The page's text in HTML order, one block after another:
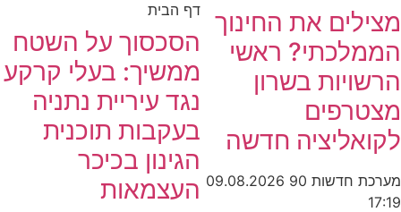
מצילים את החינוך
הממלכתי? ראשי
הרשויות בשרון
מצטרפים
לקואליציה חדשה
מערכת חדשות 90
09.08.2026
17:19
דף הבית
הסכסוך על השטח
ממשיך: בעלי קרקע
נגד עיריית נתניה
בעקבות תוכנית
הגינון בכיכר
העצמאות